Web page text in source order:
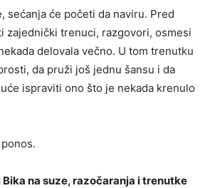
sećanja će početi da naviru. Pred
zajednički trenuci, razgovori, osmesi
delovala večno. U tom trenutku
da pruži još jednu šansu i da
ispraviti ono što je nekada krenulo
na suze, razočaranja i trenutke